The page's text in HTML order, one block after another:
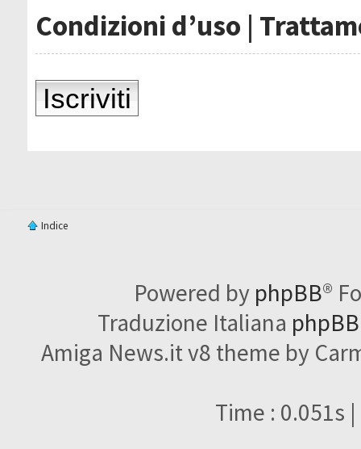
Condizioni d’uso |
Iscriviti
Indice
Powered by phpBB®
Traduzione Italiana
Amiga News.it v8 theme by
Time : 0.051s